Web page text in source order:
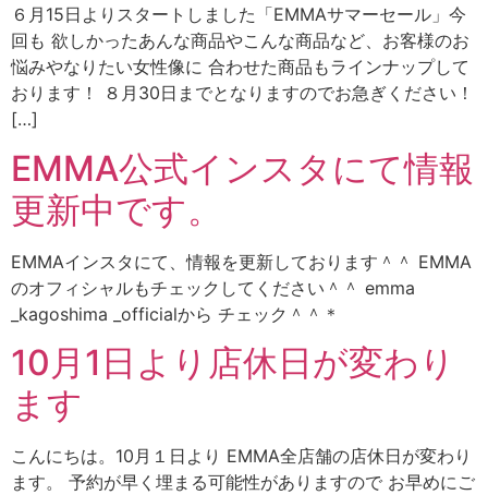
６月15日よりスタートしました「EMMAサマーセール」今
回も 欲しかったあんな商品やこんな商品など、お客様のお
悩みやなりたい女性像に 合わせた商品もラインナップして
おります！ ８月30日までとなりますのでお急ぎください！
[…]
EMMA公式インスタにて情報
更新中です。
EMMAインスタにて、情報を更新しております＾＾ EMMA
のオフィシャルもチェックしてください＾＾ emma
_kagoshima _officialから チェック＾＾＊
10月1日より店休日が変わり
ます
こんにちは。10月１日より EMMA全店舗の店休日が変わり
ます。 予約が早く埋まる可能性がありますので お早めにご